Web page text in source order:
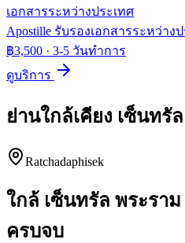
เอกสารระหว่างประเทศ
Apostille รับรองเอกสารระหว่าง
฿3,500 · 3-5 วันทำการ
ดูบริการ
ย่านใกล้เคียง เซ็นทรั
Ratchadaphisek
ใกล้ เซ็นทรัล พระราม
ครบจบ